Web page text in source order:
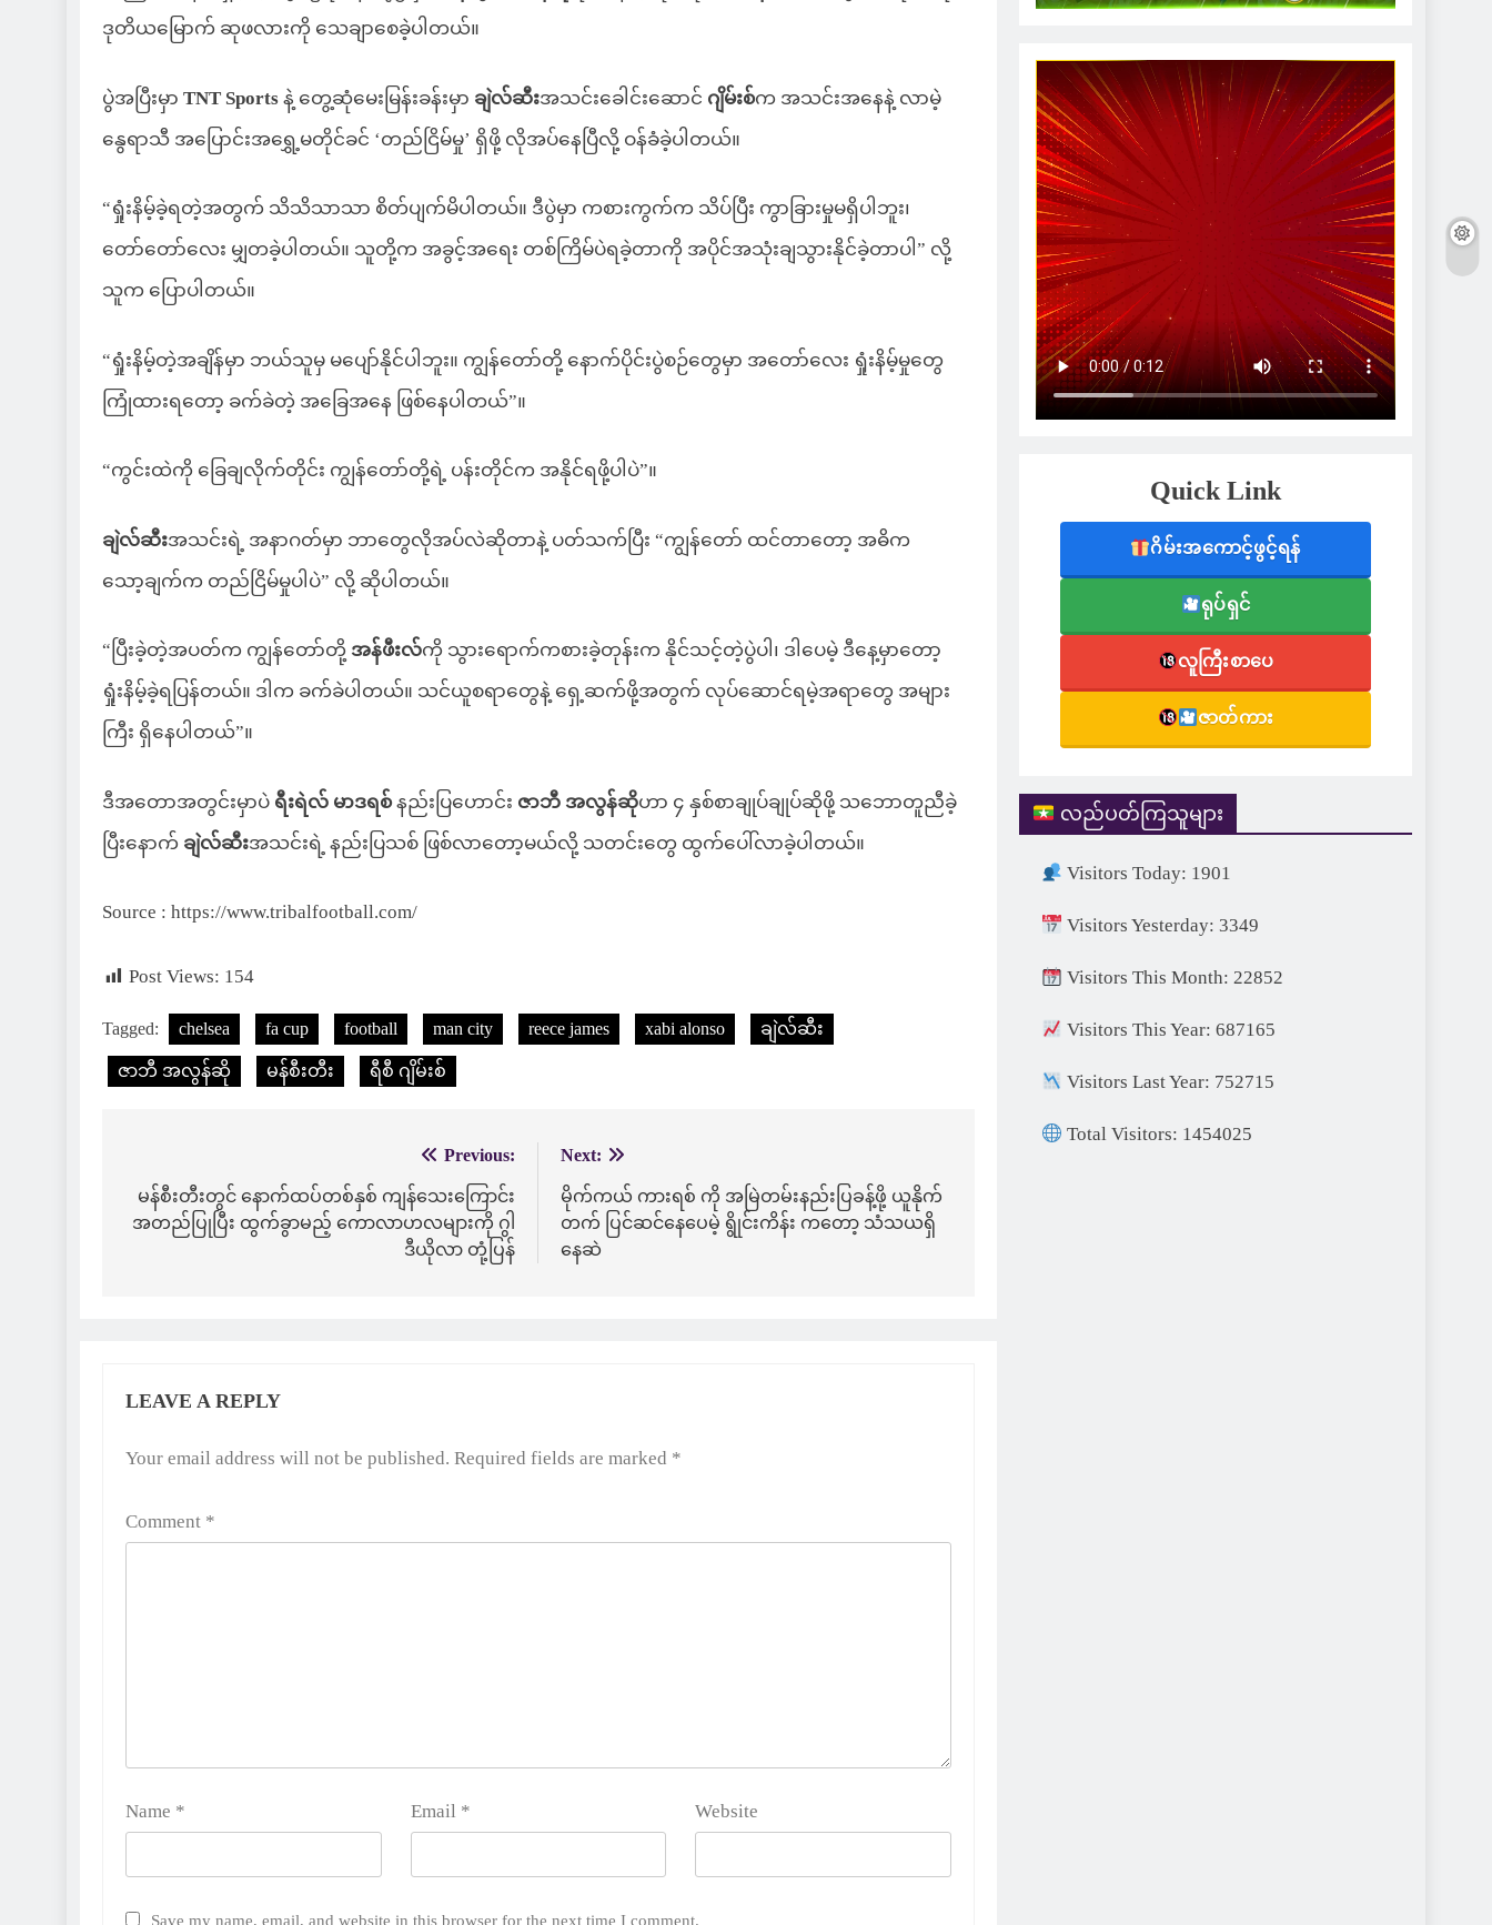
ဒုတိယမြောက် ဆုဖလားကို သေချာစေခဲ့ပါတယ်။
ပွဲအပြီးမှာ TNT Sports နဲ့ တွေ့ဆုံမေးမြန်းခန်းမှာ ချဲလ်ဆီးအသင်းခေါင်းဆောင် ဂျိမ်းစ်က အသင်းအနေနဲ့ လာမဲ့
နွေရာသီ အပြောင်းအရွှေ့မတိုင်ခင် ‘တည်ငြိမ်မှု’ ရှိဖို့ လိုအပ်နေပြီလို့ ဝန်ခံခဲ့ပါတယ်။
“ရှုံးနိမ့်ခဲ့ရတဲ့အတွက် သိသိသာသာ စိတ်ပျက်မိပါတယ်။ ဒီပွဲမှာ ကစားကွက်က သိပ်ပြီး ကွာခြားမှုမရှိပါဘူး၊
တော်တော်လေး မျှတခဲ့ပါတယ်။ သူတို့က အခွင့်အရေး တစ်ကြိမ်ပဲရခဲ့တာကို အပိုင်အသုံးချသွားနိုင်ခဲ့တာပါ” လို့
သူက ပြောပါတယ်။
“ရှုံးနိမ့်တဲ့အချိန်မှာ ဘယ်သူမှ မပျော်နိုင်ပါဘူး။ ကျွန်တော်တို့ နောက်ပိုင်းပွဲစဉ်တွေမှာ အတော်လေး ရှုံးနိမ့်မှုတွေ
ကြုံထားရတော့ ခက်ခဲတဲ့ အခြေအနေ ဖြစ်နေပါတယ်”။
“ကွင်းထဲကို ခြေချလိုက်တိုင်း ကျွန်တော်တို့ရဲ့ ပန်းတိုင်က အနိုင်ရဖို့ပါပဲ”။
ချဲလ်ဆီးအသင်းရဲ့ အနာဂတ်မှာ ဘာတွေလိုအပ်လဲဆိုတာနဲ့ ပတ်သက်ပြီး “ကျွန်တော် ထင်တာတော့ အဓိက
သော့ချက်က တည်ငြိမ်မှုပါပဲ” လို့ ဆိုပါတယ်။
“ပြီးခဲ့တဲ့အပတ်က ကျွန်တော်တို့ အန်ဖီးလ်ကို သွားရောက်ကစားခဲ့တုန်းက နိုင်သင့်တဲ့ပွဲပါ၊ ဒါပေမဲ့ ဒီနေ့မှာတော့
ရှုံးနိမ့်ခဲ့ရပြန်တယ်။ ဒါက ခက်ခဲပါတယ်။ သင်ယူစရာတွေနဲ့ ရှေ့ဆက်ဖို့အတွက် လုပ်ဆောင်ရမဲ့အရာတွေ အများ
ကြီး ရှိနေပါတယ်”။
ဒီအတောအတွင်းမှာပဲ ရီးရဲလ် မာဒရစ်နည်းပြဟောင်း ဇာဘီ အလွန်ဆိုဟာ ၄ နှစ်စာချုပ်ချုပ်ဆိုဖို့ သဘောတူညီခဲ့
ပြီးနောက် ချဲလ်ဆီးအသင်းရဲ့ နည်းပြသစ် ဖြစ်လာတော့မယ်လို့ သတင်းတွေ ထွက်ပေါ်လာခဲ့ပါတယ်။
Source : https://www.tribalfootball.com/
Post Views: 154
Tagged: chelsea fa cup football man city reece james xabi alonso ချဲလ်ဆီး
ဇာဘီ အလွန်ဆို မန်စီးတီး ရီစီ ဂျိမ်းစ်
navigation
Previous:
မန်စီးတီးတွင် နောက်ထပ်တစ်နှစ် ကျန်သေးကြောင်း
အတည်ပြုပြီး ထွက်ခွာမည့် ကောလာဟလများကို ဂွါ
ဒီယိုလာ တုံ့ပြန်
Next:
မိုက်ကယ် ကားရစ် ကို အမြဲတမ်းနည်းပြခန့်ဖို့ ယူနိုက်
တက် ပြင်ဆင်နေပေမဲ့ ရွိုင်းကိန်း ကတော့ သံသယရှိ
နေဆဲ
LEAVE A REPLY
Your email address will not be published. Required fields are marked *
Comment *
Name * Email * Website
Save my name, email, and website in this browser for the next time I comment.
Alternative:
Quick Link
ဂိမ်းအကောင့်ဖွင့်ရန်
ရုပ်ရှင်
လူကြီးစာပေ
ဇာတ်ကား
လည်ပတ်ကြသူများ
Visitors Today: 1901
Visitors Yesterday: 3349
Visitors This Month: 22852
Visitors This Year: 687165
Visitors Last Year: 752715
Total Visitors: 1454025